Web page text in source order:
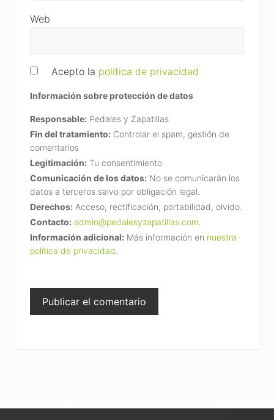
Web
Acepto la política de privacidad
Información sobre protección de datos
Responsable: Pedales y Zapatillas
Fin del tratamiento: Controlar el spam, gestión de
comentarios
Legitimación: Tu consentimiento
Comunicación de los datos: No se comunicarán los
datos a terceros salvo por obligación legal.
Derechos: Acceso, rectificación, portabilidad, olvido.
Contacto: admin@pedalesyzapatillas.com.
Información adicional: Más información en nuestra
política de privacidad.